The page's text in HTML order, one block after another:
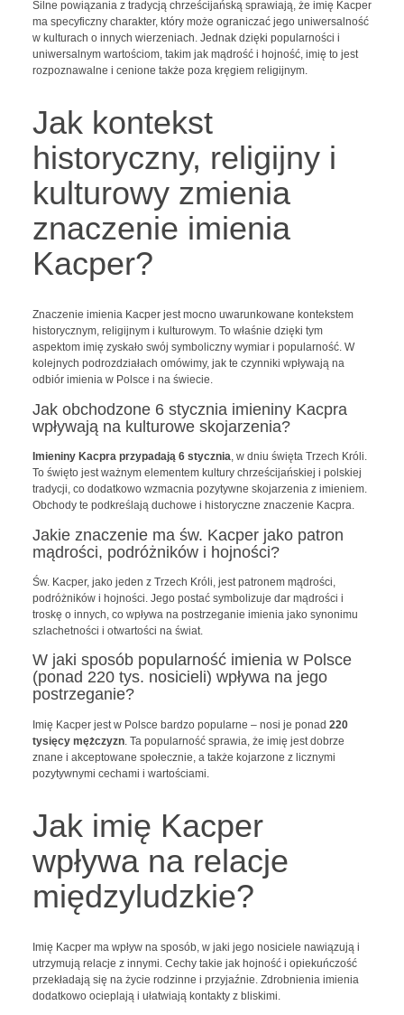
Silne powiązania z tradycją chrześcijańską sprawiają, że imię Kacper
ma specyficzny charakter, który może ograniczać jego uniwersalność
w kulturach o innych wierzeniach. Jednak dzięki popularności i
uniwersalnym wartościom, takim jak mądrość i hojność, imię to jest
rozpoznawalne i cenione także poza kręgiem religijnym.
Jak kontekst
historyczny, religijny i
kulturowy zmienia
znaczenie imienia
Kacper?
Znaczenie imienia Kacper jest mocno uwarunkowane kontekstem
historycznym, religijnym i kulturowym. To właśnie dzięki tym
aspektom imię zyskało swój symboliczny wymiar i popularność. W
kolejnych podrozdziałach omówimy, jak te czynniki wpływają na
odbiór imienia w Polsce i na świecie.
Jak obchodzone 6 stycznia imieniny Kacpra
wpływają na kulturowe skojarzenia?
Imieniny Kacpra przypadają 6 stycznia, w dniu święta Trzech Króli.
To święto jest ważnym elementem kultury chrześcijańskiej i polskiej
tradycji, co dodatkowo wzmacnia pozytywne skojarzenia z imieniem.
Obchody te podkreślają duchowe i historyczne znaczenie Kacpra.
Jakie znaczenie ma św. Kacper jako patron
mądrości, podróżników i hojności?
Św. Kacper, jako jeden z Trzech Króli, jest patronem mądrości,
podróżników i hojności. Jego postać symbolizuje dar mądrości i
troskę o innych, co wpływa na postrzeganie imienia jako synonimu
szlachetności i otwartości na świat.
W jaki sposób popularność imienia w Polsce
(ponad 220 tys. nosicieli) wpływa na jego
postrzeganie?
Imię Kacper jest w Polsce bardzo popularne – nosi je ponad 220
tysięcy mężczyzn. Ta popularność sprawia, że imię jest dobrze
znane i akceptowane społecznie, a także kojarzone z licznymi
pozytywnymi cechami i wartościami.
Jak imię Kacper
wpływa na relacje
międzyludzkie?
Imię Kacper ma wpływ na sposób, w jaki jego nosiciele nawiązują i
utrzymują relacje z innymi. Cechy takie jak hojność i opiekuńczość
przekładają się na życie rodzinne i przyjaźnie. Zdrobnienia imienia
dodatkowo ocieplają i ułatwiają kontakty z bliskimi.